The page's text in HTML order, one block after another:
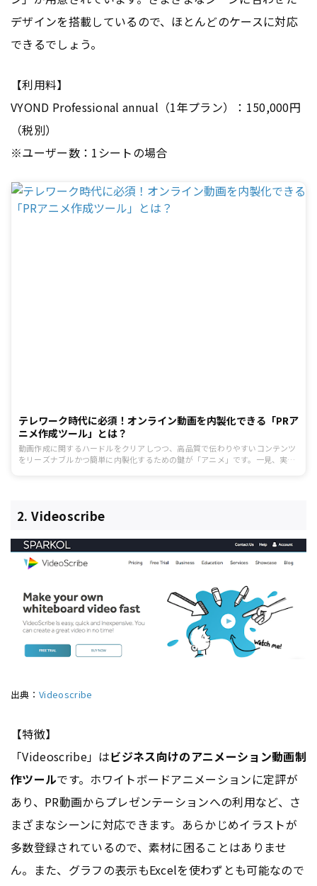
デザインを搭載しているので、ほとんどのケースに対応
できるでしょう。
【利用料】
VYOND Professional annual（1年プラン）：150,000円
（税別）
※ユーザー数：1シートの場合
テレワーク時代に必須！オンライン動画を内製化できる「PRア
ニメ作成ツール」とは？
動画作成に関するハードルをクリアしつつ、高品質で伝わりやすいコンテンツ
をリーズナブルかつ簡単に内製化するための鍵が「アニメ」です。一見、実写
2. Videoscribe
出典： Videoscribe
【特徴】
「Videoscribe」はビジネス向けのアニメーション動画制
作ツールです。ホワイトボードアニメーションに定評が
あり、PR動画からプレゼンテーションへの利用など、さ
まざまなシーンに対応できます。あらかじめイラストが
多数登録されているので、素材に困ることはありませ
ん。また、グラフの表示もExcelを使わずとも可能なので